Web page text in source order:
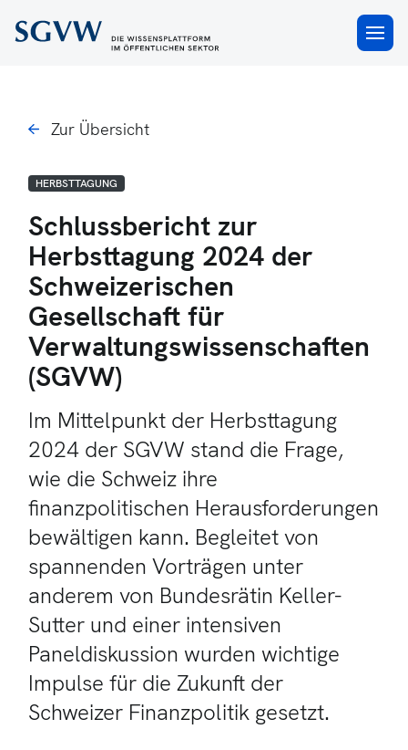
×
Zur Übersicht
HERBSTTAGUNG
Schlussbericht zur
Herbsttagung 2024 der
Schweizerischen
Gesellschaft für
Verwaltungswissenschaften
(SGVW)
Im Mittelpunkt der Herbsttagung
2024 der SGVW stand die Frage,
wie die Schweiz ihre
finanzpolitischen Herausforderungen
bewältigen kann. Begleitet von
spannenden Vorträgen unter
anderem von Bundesrätin Keller-
Sutter und einer intensiven
Paneldiskussion wurden wichtige
Impulse für die Zukunft der
Schweizer Finanzpolitik gesetzt.